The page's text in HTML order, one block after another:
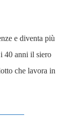
e diventa più
40 anni il siero
che lavora in